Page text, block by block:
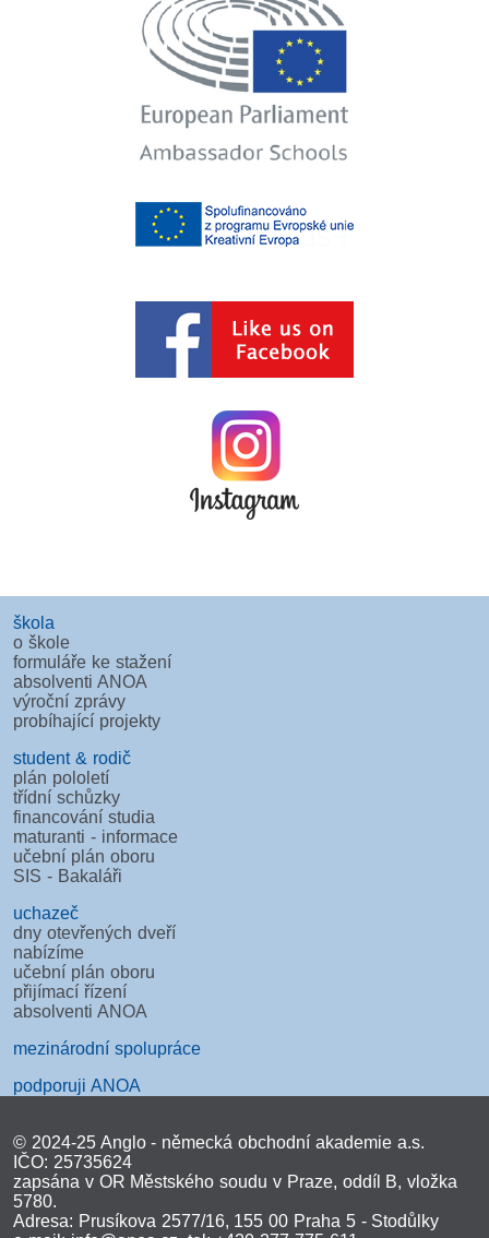
škola
o škole
formuláře ke stažení
absolventi ANOA
výroční zprávy
probíhající projekty
student & rodič
plán pololetí
třídní schůzky
financování studia
maturanti - informace
učební plán oboru
SIS - Bakaláři
uchazeč
dny otevřených dveří
nabízíme
učební plán oboru
přijímací řízení
absolventi ANOA
mezinárodní spolupráce
podporuji ANOA
© 2024-25 Anglo - německá obchodní akademie a.s.
IČO: 25735624
zapsána v OR Městského soudu v Praze, oddíl B, vložka
5780.
Adresa: Prusíkova 2577/16, 155 00 Praha 5 - Stodůlky